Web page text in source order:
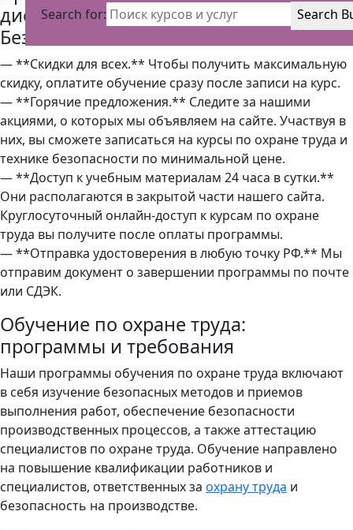
Search for: Search
дистанционного образования «Ас
Безопасности»:
— **Скидки для всех.** Чтобы получить максимальную
скидку, оплатите обучение сразу после записи на курс.
— **Горячие предложения.** Следите за нашими
акциями, о которых мы объявляем на сайте. Участвуя в
них, вы сможете записаться на курсы по охране труда и
технике безопасности по минимальной цене.
— **Доступ к учебным материалам 24 часа в сутки.**
Они располагаются в закрытой части нашего сайта.
Круглосуточный онлайн-доступ к курсам по охране
труда вы получите после оплаты программы.
— **Отправка удостоверения в любую точку РФ.** Мы
отправим документ о завершении программы по почте
или СДЭК.
Обучение по охране труда:
программы и требования
Наши программы обучения по охране труда включают
в себя изучение безопасных методов и приемов
выполнения работ, обеспечение безопасности
производственных процессов, а также аттестацию
специалистов по охране труда. Обучение направлено
на повышение квалификации работников и
специалистов, ответственных за охрану труда и
безопасность на производстве.